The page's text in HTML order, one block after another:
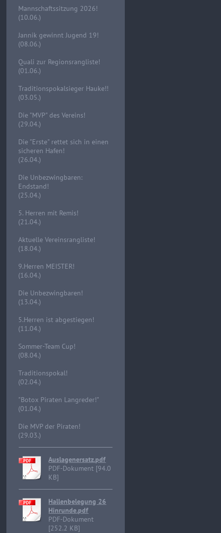
Mannschaftssitzung 2026!
(10.06.)
Jannik gewinnt Jugend 19!
(08.06.)
Quali zur Regionsrangliste!
(01.06.)
Traditionspokalsieger Hauke!!
(03.05.)
Die "MVP" des Vereins!
(29.04.)
Die "Erste" rettet sich in einen
sicheren Hafen!
(26.04.)
Die Unbezwingbaren:
Endstand!
(25.04.)
5. Herren mit Remis!
(21.04.)
Aktuelle Vereinsrangliste!
(18.04.)
9.Herren MEISTER!
(16.04.)
Die Unbezwingbaren!
(13.04.)
5.Herren ist abgestiegen!
(11.04.)
Sommer-Team Cup!
(08.04.)
Traditionspokal!
(02.04.)
"Botox Piraten Langreder!"
(01.04.)
Die MVP der Piraten!
(29.03.)
Auslagenersatz.pdf
PDF-Dokument [94.0
KB]
Hallenbelegung 26
Hinrunde.pdf
PDF-Dokument
[252.2 KB]